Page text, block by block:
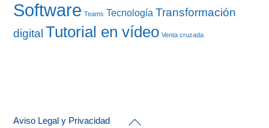
Software Teams Tecnología Transformación
digital Tutorial en vídeo Venta cruzada
Back
Aviso Legal y Privacidad